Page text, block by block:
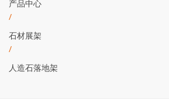
产品中心
/
石材展架
/
人造石落地架